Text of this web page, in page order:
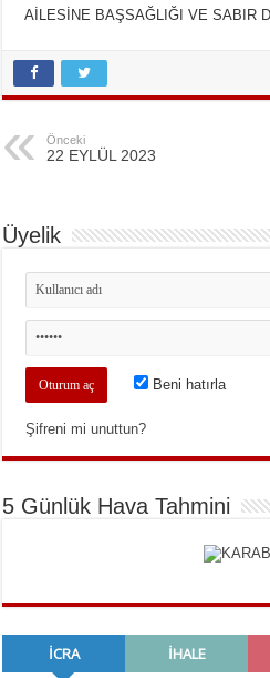
AİLESİNE BAŞSAĞLIĞI VE SABIR
Önceki
22 EYLÜL 2023
Üyelik
Beni hatırla
Şifreni mi unuttun?
5 Günlük Hava Tahmini